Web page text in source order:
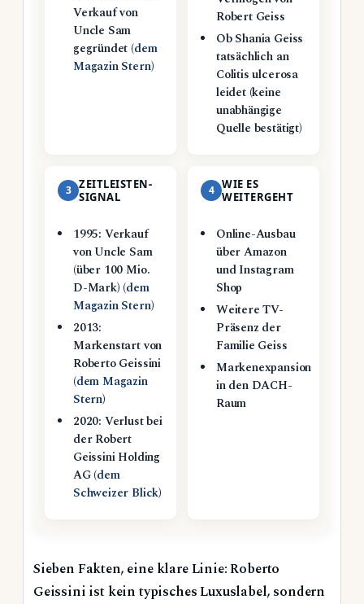
Verkauf von
Uncle Sam
gegründet (dem
Magazin Stern)
Robert Geiss
Ob Shania Geiss
tatsächlich an
Colitis ulcerosa
leidet (keine
unabhängige
Quelle bestätigt)
3 ZEITLEISTEN-
SIGNAL
1995: Verkauf
von Uncle Sam
(über 100 Mio.
D-Mark) (dem
Magazin Stern)
2013:
Markenstart von
Roberto Geissini
(dem Magazin
Stern)
2020: Verlust bei
der Robert
Geissini Holding
AG (dem
Schweizer Blick)
4 WIE ES
WEITERGEHT
Online-Ausbau
über Amazon
und Instagram
Shop
Weitere TV-
Präsenz der
Familie Geiss
Markenexpansion
in den DACH-
Raum
Sieben Fakten, eine klare Linie: Roberto
Geissini ist kein typisches Luxuslabel, sondern